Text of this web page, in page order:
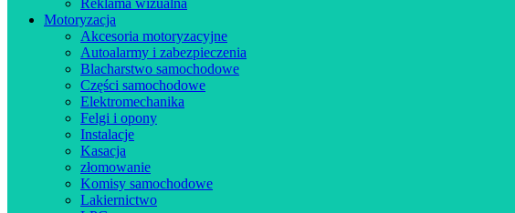
Motoryzacja
Akcesoria motoryzacyjne
Autoalarmy i zabezpieczenia
Blacharstwo samochodowe
Części samochodowe
Elektromechanika
Felgi i opony
Instalacje
Kasacja
złomowanie
Komisy samochodowe
Lakiernictwo